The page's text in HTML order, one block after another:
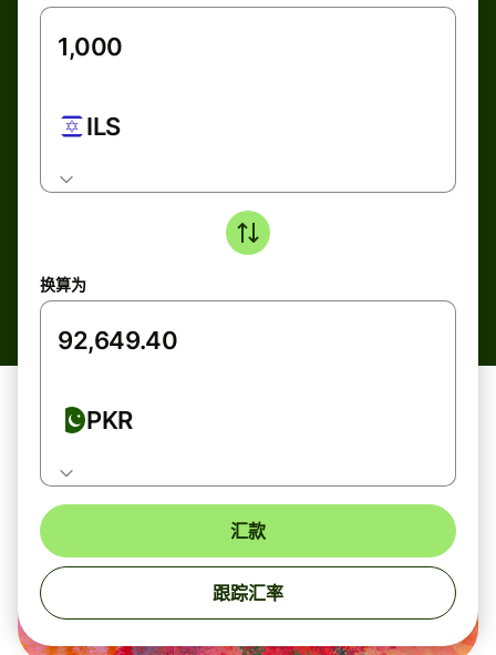
ILS
换算为
PKR
汇款
跟踪汇率